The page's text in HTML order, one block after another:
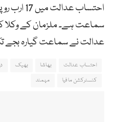
احتساب
سماعت ہے۔ ملزمان کے
عدالت نے سماعت گیارہ بجے
احتساب عدالت بھاشا بھیک
کنسٹرکشن مافیا
مہمند